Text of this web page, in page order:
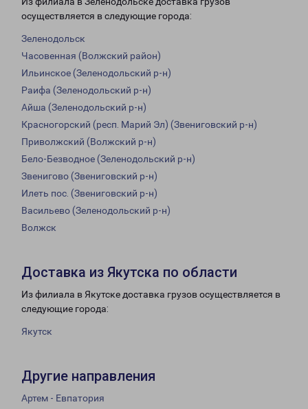
осуществляется в следующие города:
Зеленодольск
Часовенная (Волжский район)
Ильинское (Зеленодольский р-н)
Раифа (Зеленодольский р-н)
Айша (Зеленодольский р-н)
Красногорский (респ. Марий Эл) (Звениговский р-н)
Приволжский (Волжский р-н)
Бело-Безводное (Зеленодольский р-н)
Звенигово (Звениговский р-н)
Илеть пос. (Звениговский р-н)
Васильево (Зеленодольский р-н)
Волжск
Доставка из Якутска по области
Из филиала в Якутске доставка грузов осуществляется в
следующие города:
Якутск
Другие направления
Артем - Евпатория